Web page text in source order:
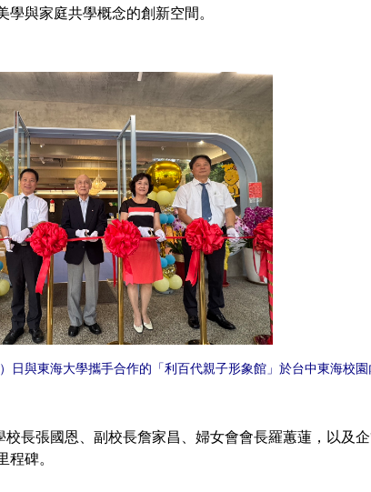
與家庭共學概念的創新空間。
日與東海大學攜手合作的「利百代親子形象館」於台中東海校園
張國恩、副校長詹家昌、婦女會會長羅蕙蓮，以及
碑。